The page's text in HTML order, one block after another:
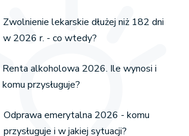
Zwolnienie lekarskie dłużej niż 182 dni
w 2026 r. - co wtedy?
Renta alkoholowa 2026. Ile wynosi i
komu przysługuje?
Odprawa emerytalna 2026 - komu
przysługuje i w jakiej sytuacji?